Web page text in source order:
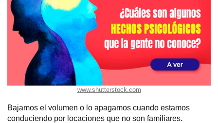
www.shutterstock.com
Bajamos el volumen o lo apagamos cuando estamos
conduciendo por locaciones que no son familiares.